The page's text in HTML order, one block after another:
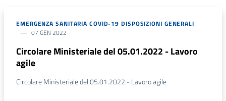
EMERGENZA SANITARIA COVID-19 DISPOSIZIONI GENERALI
07 GEN 2022
Circolare Ministeriale del 05.01.2022 - Lavoro
agile
Circolare Ministeriale del 05.01.2022 - Lavoro agile